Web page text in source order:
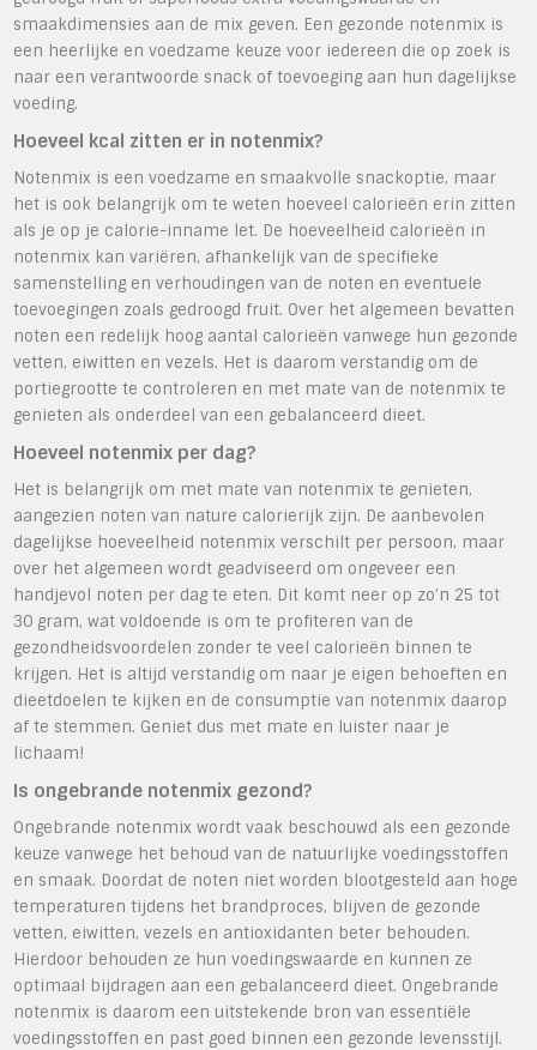
smaakdimensies aan de mix geven. Een gezonde notenmix is
een heerlijke en voedzame keuze voor iedereen die op zoek is
naar een verantwoorde snack of toevoeging aan hun dagelijkse
voeding.
Hoeveel kcal zitten er in notenmix?
Notenmix is een voedzame en smaakvolle snackoptie, maar
het is ook belangrijk om te weten hoeveel calorieën erin zitten
als je op je calorie-inname let. De hoeveelheid calorieën in
notenmix kan variëren, afhankelijk van de specifieke
samenstelling en verhoudingen van de noten en eventuele
toevoegingen zoals gedroogd fruit. Over het algemeen bevatten
noten een redelijk hoog aantal calorieën vanwege hun gezonde
vetten, eiwitten en vezels. Het is daarom verstandig om de
portiegrootte te controleren en met mate van de notenmix te
genieten als onderdeel van een gebalanceerd dieet.
Hoeveel notenmix per dag?
Het is belangrijk om met mate van notenmix te genieten,
aangezien noten van nature calorierijk zijn. De aanbevolen
dagelijkse hoeveelheid notenmix verschilt per persoon, maar
over het algemeen wordt geadviseerd om ongeveer een
handjevol noten per dag te eten. Dit komt neer op zo’n 25 tot
30 gram, wat voldoende is om te profiteren van de
gezondheidsvoordelen zonder te veel calorieën binnen te
krijgen. Het is altijd verstandig om naar je eigen behoeften en
dieetdoelen te kijken en de consumptie van notenmix daarop
af te stemmen. Geniet dus met mate en luister naar je
lichaam!
Is ongebrande notenmix gezond?
Ongebrande notenmix wordt vaak beschouwd als een gezonde
keuze vanwege het behoud van de natuurlijke voedingsstoffen
en smaak. Doordat de noten niet worden blootgesteld aan hoge
temperaturen tijdens het brandproces, blijven de gezonde
vetten, eiwitten, vezels en antioxidanten beter behouden.
Hierdoor behouden ze hun voedingswaarde en kunnen ze
optimaal bijdragen aan een gebalanceerd dieet. Ongebrande
notenmix is daarom een uitstekende bron van essentiële
voedingsstoffen en past goed binnen een gezonde levensstijl.